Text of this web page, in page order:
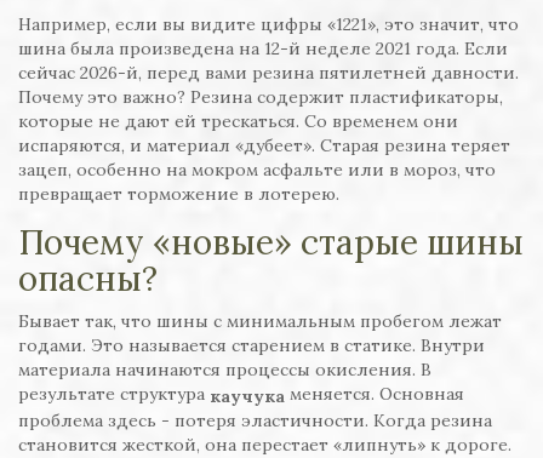
Например, если вы видите цифры «1221», это значит, что
шина была произведена на 12-й неделе 2021 года. Если
сейчас 2026-й, перед вами резина пятилетней давности.
Почему это важно? Резина содержит пластификаторы,
которые не дают ей трескаться. Со временем они
испаряются, и материал «дубеет». Старая резина теряет
зацеп, особенно на мокром асфальте или в мороз, что
превращает торможение в лотерею.
Почему «новые» старые шины
опасны?
Бывает так, что шины с минимальным пробегом лежат
годами. Это называется старением в статике. Внутри
материала начинаются процессы окисления. В
результате структура каучука меняется. Основная
проблема здесь - потеря эластичности. Когда резина
становится жесткой, она перестает «липнуть» к дороге.